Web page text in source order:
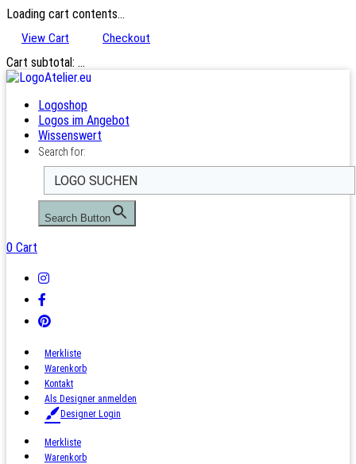
Loading cart contents...
View Cart Checkout
Cart subtotal: …
Logoshop
Logos im Angebot
Wissenswert
Search for:
Search Button
0 Cart
Merkliste
Warenkorb
Kontakt
Als Designer anmelden
Designer Login
Merkliste
Warenkorb